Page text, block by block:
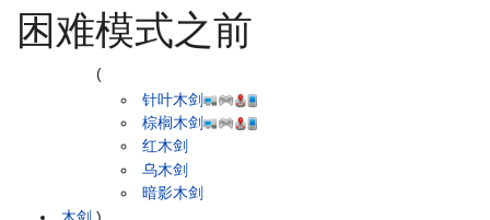
困难模式之前
木剑
(
针叶木剑
棕榈木剑
红木剑
乌木剑
暗影木剑
)